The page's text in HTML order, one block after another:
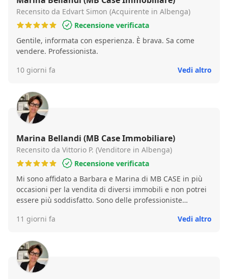
Recensito da Edvart Simon (Acquirente in Albenga)
Recensione verificata
Gentile, informata con esperienza. È brava. Sa come
vendere. Professionista.
10 giorni fa
Vedi altro
Marina Bellandi (MB Case Immobiliare)
Recensito da Vittorio P. (Venditore in Albenga)
Recensione verificata
Mi sono affidato a Barbara e Marina di MB CASE in più
occasioni per la vendita di diversi immobili e non potrei
essere più soddisfatto. Sono delle professioniste
singolo dettaglio negoziale e burocratico. Precisione,
Raccomando questa agenzia immobiliare senza alcuna
esitazione!
11 giorni fa Vedi altro